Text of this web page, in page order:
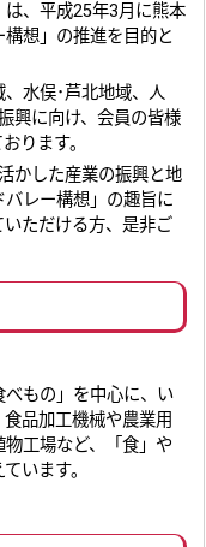
は、平成25年3月に熊本
想」の推進を目的と
水俣･芦北地域、人
興に向け、会員の皆様
ります。
かした産業の振興と地
レー構想」の趣旨に
ただける方、是非ご
もの」を中心に、い
品加工機械や農業用
工場など、「食」や
います。